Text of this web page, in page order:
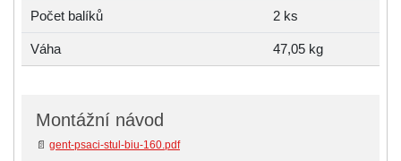
Počet balíků 2 ks
Váha 47,05 kg
Montážní návod
📄 gent-psaci-stul-biu-160.pdf